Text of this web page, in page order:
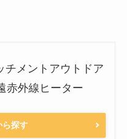
チメントアウトドア
赤外線ヒーター
探す